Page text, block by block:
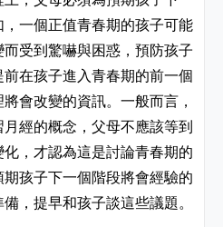
一個正值青春期的孩子可能
受到驚嚇與困惑，預防孩子
在孩子進入青春期的前一個
會改變的資訊。一般而言，
經的概念，父母不應該等到
，才認為這是討論青春期的
孩子下一個階段將會經驗的
，提早和孩子談這些議題。